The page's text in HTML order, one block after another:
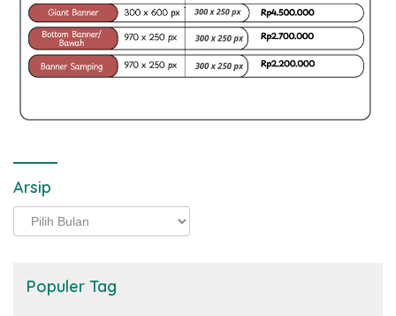
Arsip
Arsip
Populer Tag